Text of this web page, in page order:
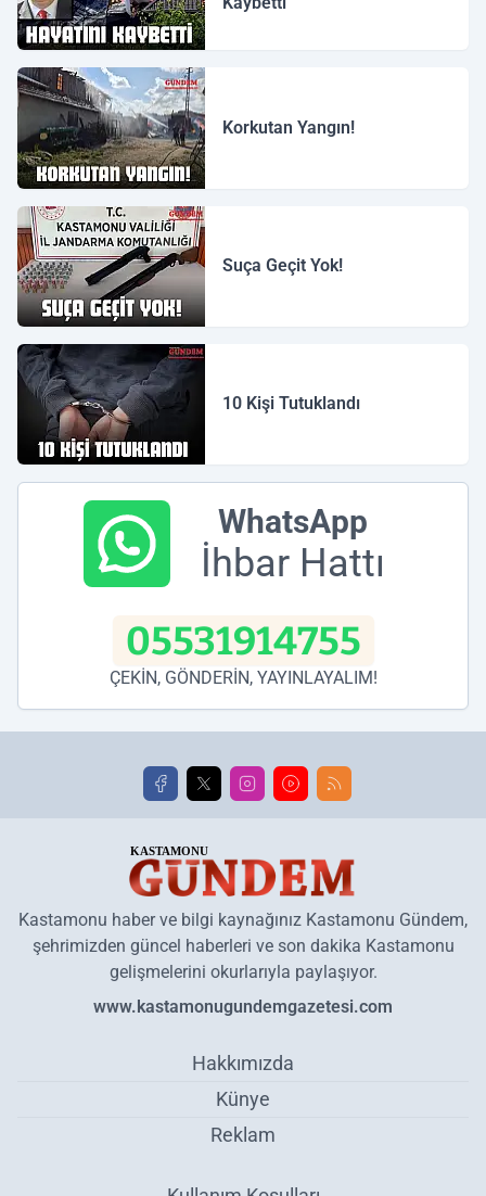
Korkutan Yangın!
Suça Geçit Yok!
10 Kişi Tutuklandı
WhatsApp
İhbar Hattı
05531914755
ÇEKİN, GÖNDERİN, YAYINLAYALIM!
Kastamonu haber ve bilgi kaynağınız Kastamonu Gündem,
şehrimizden güncel haberleri ve son dakika Kastamonu
gelişmelerini okurlarıyla paylaşıyor.
www.kastamonugundemgazetesi.com
Hakkımızda
Künye
Reklam